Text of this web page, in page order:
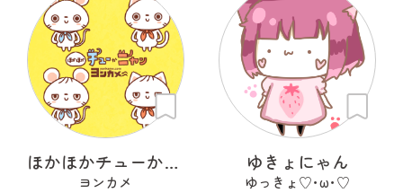
ほかほかチューかニャン
ヨンカメ
ゆきょにゃん
ゆっきょ♡･ω･♡